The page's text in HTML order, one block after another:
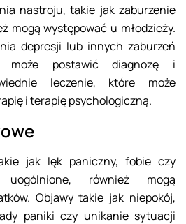
nastroju, takie jak zaburzenie
mogą występować u młodzieży.
depresji lub innych zaburzeń
może postawić diagnozę i
leczenie, które może
i terapię psychologiczną.
jak lęk paniczny, fobie czy
uogólnione, również mogą
Objawy takie jak niepokój,
paniki czy unikanie sytuacji